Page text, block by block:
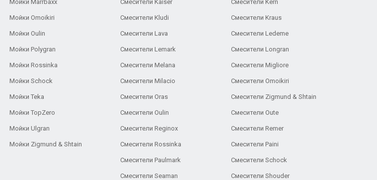
Мойки Marrbaxx
Мойки Omoikiri
Мойки Oulin
Мойки Polygran
Мойки Rossinka
Мойки Schock
Мойки Teka
Мойки TopZero
Мойки Ulgran
Мойки Zigmund & Shtain
Смесители Kaiser Смесители Kern
Смесители Kludi Смесители Kraus
Смесители Lava Смесители Ledeme
Смесители Lemark Смесители Longran
Смесители Melana Смесители Migliore
Смесители Milacio Смесители Omoikiri
Смесители Oras Смесители Zigmund & Shtain
Смесители Oulin Смесители Oute
Смесители Reginox Смесители Remer
Смесители Rossinka Смесители Paini
Смесители Paulmark Смесители Schock
Смесители Seaman Смесители Shouder